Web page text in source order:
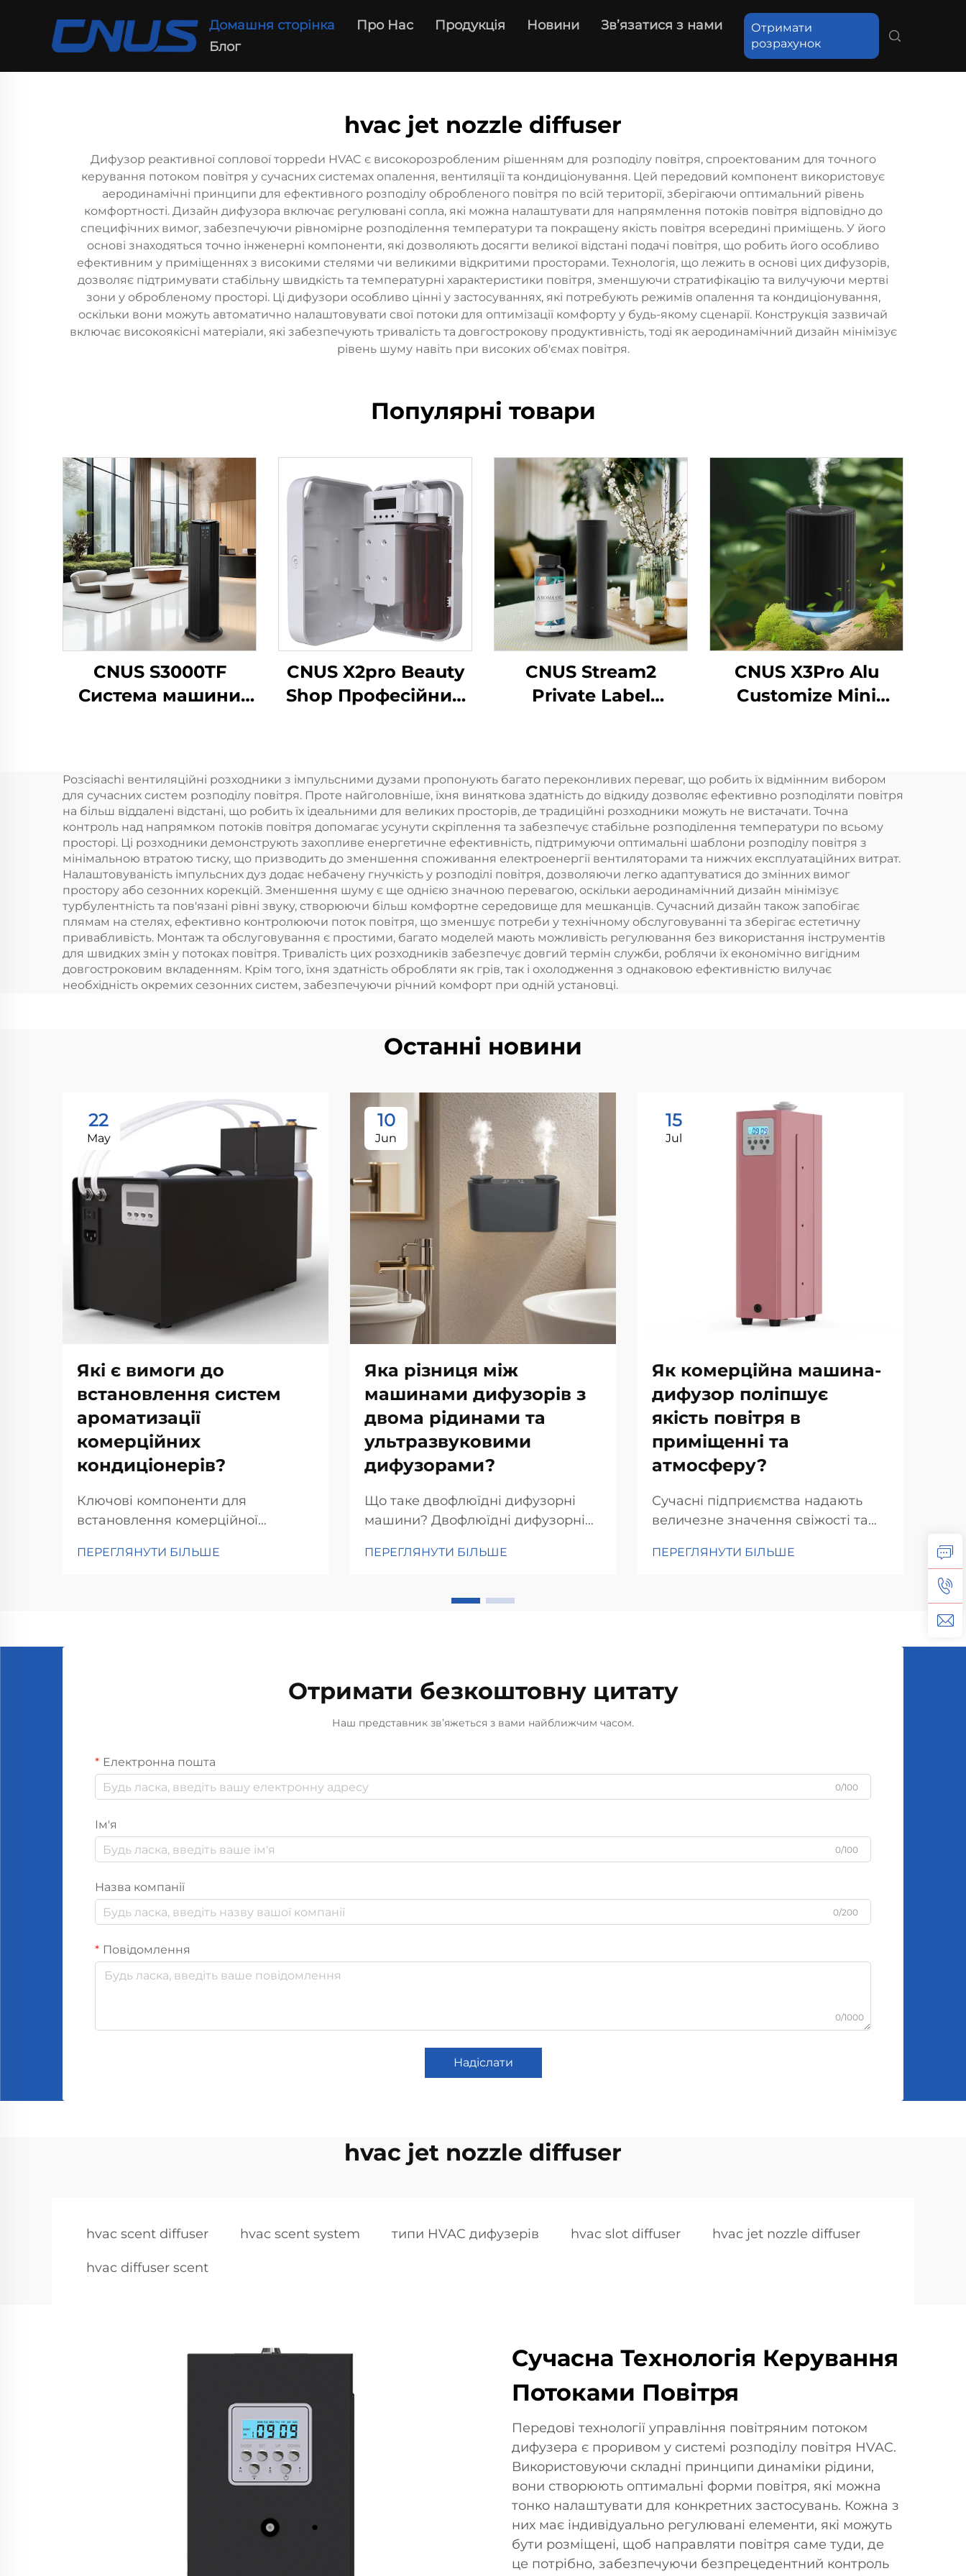
Домашня сторінка Про Нас Продукція Новини
Зв’язатися з нами
Блог
Отримати
розрахунок
hvac jet nozzle diffuser
Дифузор реактивної соплової торpedи HVAC є високорозробленим рішенням для розподілу повітря, спроектованим для точного
керування потоком повітря у сучасних системах опалення, вентиляції та кондиціонування. Цей передовий компонент використовує
аеродинамічні принципи для ефективного розподілу обробленого повітря по всій території, зберігаючи оптимальний рівень
комфортності. Дизайн дифузора включає регулювані сопла, які можна налаштувати для напрямлення потоків повітря відповідно до
специфічних вимог, забезпечуючи рівномірне розподілення температури та покращену якість повітря всередині приміщень. У його
основі знаходяться точно інженерні компоненти, які дозволяють досягти великої відстані подачі повітря, що робить його особливо
ефективним у приміщеннях з високими стелями чи великими відкритими просторами. Технологія, що лежить в основі цих дифузорів,
дозволяє підтримувати стабільну швидкість та температурні характеристики повітря, зменшуючи стратифікацію та вилучуючи мертві
зони у обробленому просторі. Ці дифузори особливо цінні у застосуваннях, які потребують режимів опалення та кондиціонування,
оскільки вони можуть автоматично налаштовувати свої потоки для оптимізації комфорту у будь-якому сценарії. Конструкція зазвичай
включає високоякісні матеріали, які забезпечують тривалість та довгострокову продуктивність, тоді як аеродинамічний дизайн мінімізує
рівень шуму навіть при високих об'ємах повітря.
Популярні товари
CNUS S3000TF
Система машини
готелі/коммерчній
ванній/комісії
CNUS X2pro Beauty
Shop Професійний
олія Готельний
ароматний апарат
CNUS Stream2
Private Label
олії Холодний
туман Бездротовий
розумний WIFI
контроль
Ароматичний
дифузер
CNUS X3Pro Alu
Customize Mini
Безводна
ароматична олія
Автомобільний
ароматний
диффузер
Розсіяachi вентиляцiйнi розходники з iмпульсними дузами пропонують багато переконливих переваг, що робить їх вiдмiнним вибором
для сучасних систем розподiлу повiтря. Проте найголовнiше, їхня виняткова здатнiсть до вiдкиду дозволяє ефективно розподiляти повiтря
на бiльш вiддаленi вiдстанi, що робить їх ідеальними для великих просторiв, де традицiйнi розходники можуть не вистачати. Точна
контроль над напрямком потокiв повiтря допомагає усунути скрiплення та забезпечує стабiльне розподiлення температури по всьому
просторi. Цi розходники демонструють захопливе енергетичне ефективнiсть, пiдтримуючи оптимальнi шаблони розподiлу повiтря з
мiнiмальною втратою тиску, що призводить до зменшення споживання електроенергiї вентиляторами та нижчих експлуатацiйних витрат.
Налаштовуванiсть iмпульсних дуз додає небачену гнучкiсть у розподiлi повiтря, дозволяючи легко адаптуватися до змiнних вимог
простору або сезонних корекцiй. Зменшення шуму є ще однiєю значною перевагою, оскiльки аеродинамiчний дизайн мiнiмiзує
турбулентнiсть та пов'язанi рiвнi звуку, створюючи бiльш комфортне середовище для мешканцiв. Сучасний дизайн також запобiгає
плямам на стелях, ефективно контролюючи поток повiтря, що зменшує потреби у технiчному обслуговуваннi та зберiгає естетичну
привабливiсть. Монтаж та обслуговування є простими, багато моделей мають можливiсть регулювання без використання iнструментiв
для швидких змiн у потоках повiтря. Тривалiсть цих розходникiв забезпечує довгий термiн служби, роблячи їх економiчно вигідним
довгостроковим вкладенням. Крiм того, їхня здатнiсть обробляти як грiв, так i охолодження з однаковою ефективнiстю вилучає
необхiднiсть окремих сезонних систем, забезпечуючи рiчний комфорт при однiй установцi.
Останні новини
22
May
Які є вимоги до
встановлення систем
ароматизації
комерційних
кондиціонерів?
Ключові компоненти для
встановлення комерційної
Оцінка сумісності системи HVAC.
ПЕРЕГЛЯНУТИ БІЛЬШЕ
10
Jun
Яка різниця між
машинами дифузорів з
двома рідинами та
ультразвуковими
дифузорами?
Що таке двофлюїдні дифузорні
машини? Двофлюїдні дифузорні
уперед у світі технологій дифузії
використовують як повітря
ПЕРЕГЛЯНУТИ БІЛЬШЕ
15
Jul
Як комерційна машина-
дифузор поліпшує
якість повітря в
приміщенні та
атмосферу?
Сучасні підприємства надають
величезне значення свіжості та
Комерційні дифузи виконують цю
ПЕРЕГЛЯНУТИ БІЛЬШЕ
Отримати безкоштовну цитату
Наш представник зв’яжеться з вами найближчим часом.
Електронна пошта
0/100
Ім'я
0/100
Назва компанії
0/200
Повідомлення
0/1000
Надіслати
hvac jet nozzle diffuser
hvac scent diffuser hvac scent system типи HVAC дифузерів hvac slot diffuser hvac jet nozzle diffuser
hvac diffuser scent
Сучасна Технологія Керування
Потоками Повітря
Передові технології управління повітряним потоком
дифузера є проривом у системі розподілу повітря HVAC.
Використовуючи складні принципи динаміки рідини,
вони створюють оптимальні форми повітря, які можна
тонко налаштувати для конкретних застосувань. Кожна з
них має індивідуально регулювані елементи, які можуть
бути розміщені, щоб направляти повітря саме туди, де
це потрібно, забезпечуючи безпрецедентний контроль